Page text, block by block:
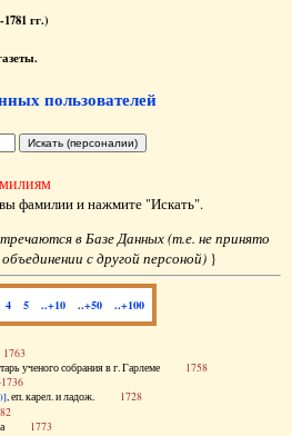
1781 гг.)
пользователей
фамилии и нажмите "Искать".
в Базе Данных (т.е. не принято
с другой персоной) }
4 5 ..+10 ..+50 ..+100
1763
ученого собрания в г. Гарлеме 1758
, еп. карел. и ладож. 1728
1773